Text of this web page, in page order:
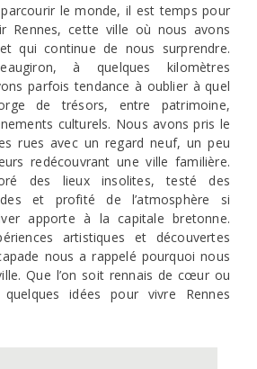
le monde, il est temps pour
Rennes, cette ville où nous avons
qui continue de nous surprendre.
à quelques kilomètres
parfois tendance à oublier à quel
de trésors, entre patrimoine,
culturels. Nous avons pris le
rues avec un regard neuf, un peu
redécouvrant une ville familière.
des lieux insolites, testé des
et profité de l’atmosphère si
apporte à la capitale bretonne.
artistiques et découvertes
nous a rappelé pourquoi nous
Que l’on soit rennais de cœur ou
idées pour vivre Rennes